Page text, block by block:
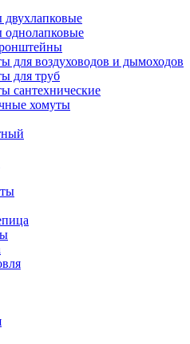
двухлапковые
однолапковые
для воздуховодов и дымоходов
для труб
сантехнические
хомуты